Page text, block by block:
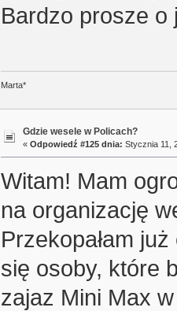
Bardzo prosze o
Marta*
Gdzie wesele w Policach?
« Odpowiedź #125 dnia: Stycznia 11,
Witam! Mam
na organizację
Przekopałam
się osoby, które
zajaz Mini Max